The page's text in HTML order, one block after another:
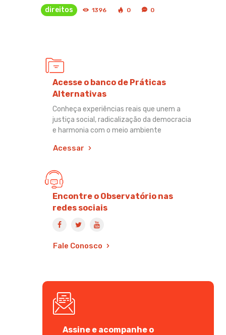
direitos 1396 0 0
Acesse o banco de Práticas
Alternativas
Conheça experiências reais que unem a
justiça social, radicalização da democracia
e harmonia com o meio ambiente
Acessar
Encontre o Observatório nas
redes sociais
Fale Conosco
Assine e acompanhe o